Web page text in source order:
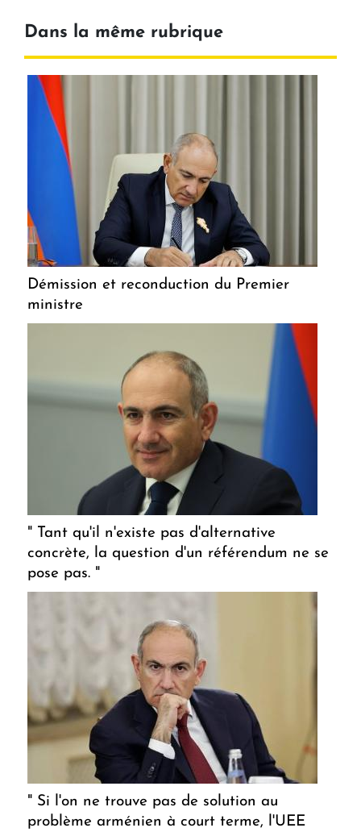
Dans la même rubrique
Démission et reconduction du Premier
ministre
" Tant qu'il n'existe pas d'alternative
concrète, la question d'un référendum ne se
pose pas. "
" Si l'on ne trouve pas de solution au
problème arménien à court terme, l'UEE